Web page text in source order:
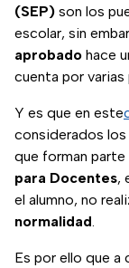
(SEP) son los
escolar, sin
aprobado hace
cuenta por varias
Y es que en este
considerados
que forman parte
para Docentes,
el alumno, no
normalidad.
Es por ello que